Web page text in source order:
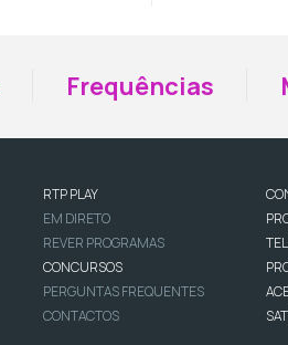
Frequências
RTP PLAY
EM DIRETO
REVER PROGRAMAS
CONCURSOS
PERGUNTAS FREQUENTES
CONTACTOS